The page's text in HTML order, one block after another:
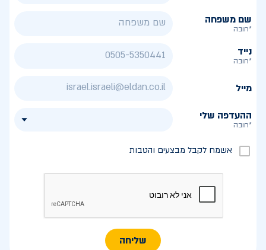
שם משפחה
*חובה
נייד
*חובה
מייל
ההעדפה שלי
*חובה
אשמח לקבל מבצעים והטבות
שליחה